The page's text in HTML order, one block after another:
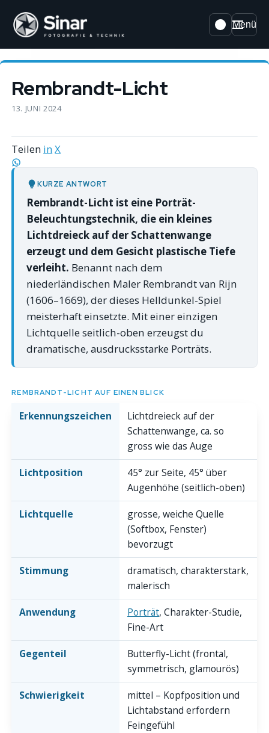
Menü
Rembrandt-Licht
13. JUNI 2024
Teilen inX
KURZE ANTWORT
Rembrandt-Licht ist eine Porträt-
Beleuchtungstechnik, die ein kleines
Lichtdreieck auf der Schattenwange
erzeugt und dem Gesicht plastische Tiefe
verleiht. Benannt nach dem
niederländischen Maler Rembrandt van Rijn
(1606–1669), der dieses Helldunkel-Spiel
meisterhaft einsetzte. Mit einer einzigen
Lichtquelle seitlich-oben erzeugst du
dramatische, ausdrucksstarke Porträts.
REMBRANDT-LICHT AUF EINEN BLICK
Erkennungszeichen
Lichtdreieck auf der
Schattenwange, ca. so
gross wie das Auge
Lichtposition
45° zur Seite, 45° über
Augenhöhe (seitlich-oben)
Lichtquelle
grosse, weiche Quelle
(Softbox, Fenster)
bevorzugt
Stimmung
dramatisch, charakterstark,
malerisch
Anwendung
Porträt, Charakter-Studie,
Fine-Art
Gegenteil
Butterfly-Licht (frontal,
symmetrisch, glamourös)
Schwierigkeit
mittel – Kopfposition und
Lichtabstand erfordern
Feingefühl